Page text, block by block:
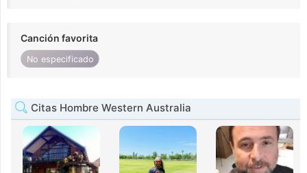
Canción favorita
No especificado
Citas Hombre Western Australia